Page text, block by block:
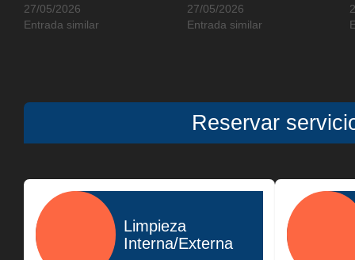
27/05/2026
Entrada similar
27/05/2026
Entrada similar
Reservar
Limpieza
Interna/Externa